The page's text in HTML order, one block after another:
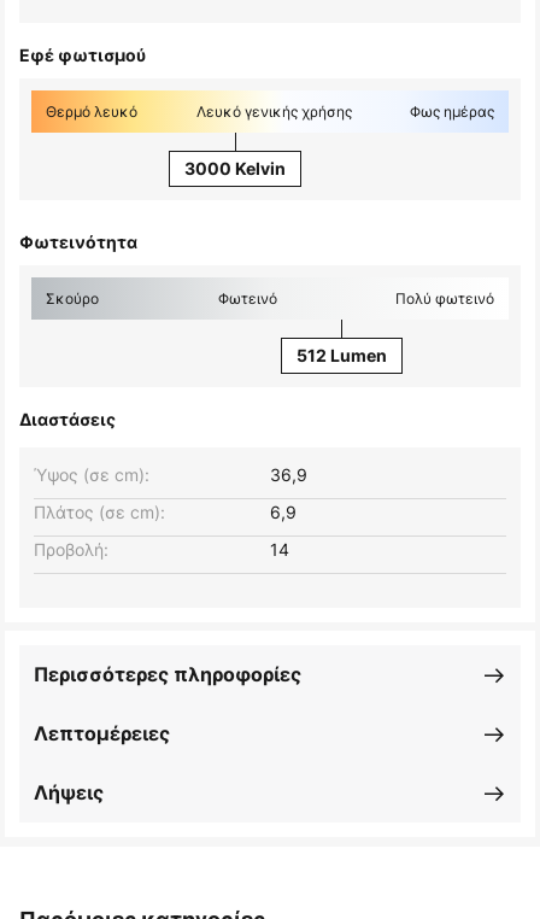
Εφέ φωτισμού
Θερμό λευκό Λευκό γενικής χρήσης Φως ημέρας
3000 Kelvin
Φωτεινότητα
Σκούρο Φωτεινό Πολύ φωτεινό
512 Lumen
Διαστάσεις
Πλάτος (σε cm): 6,9
Ύψος (σε cm): 36,9
Προβολή: 14
Λεπτομέρειες
Περισσότερες πληροφορίες
Λήψεις